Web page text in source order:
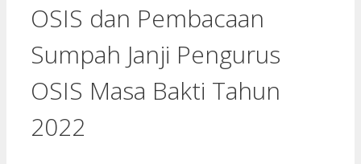
OSIS dan Pembacaan
Sumpah Janji Pengurus
OSIS Masa Bakti Tahun
2022